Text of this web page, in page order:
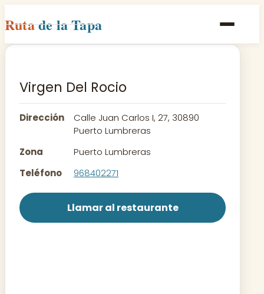
Rutade la Tapa
Inicio
Rutas
Contacto
Virgen Del Rocio
Dirección
Calle Juan Carlos I, 27, 30890
Puerto Lumbreras
Zona
Puerto Lumbreras
Teléfono
968402271
Llamar al restaurante